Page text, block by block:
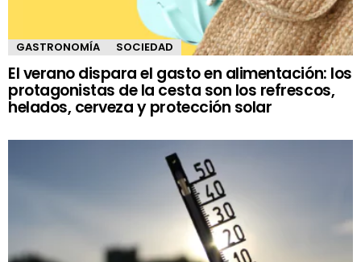
GASTRONOMÍA SOCIEDAD
El verano dispara el gasto en alimentación: los
protagonistas de la cesta son los refrescos,
helados, cerveza y protección solar